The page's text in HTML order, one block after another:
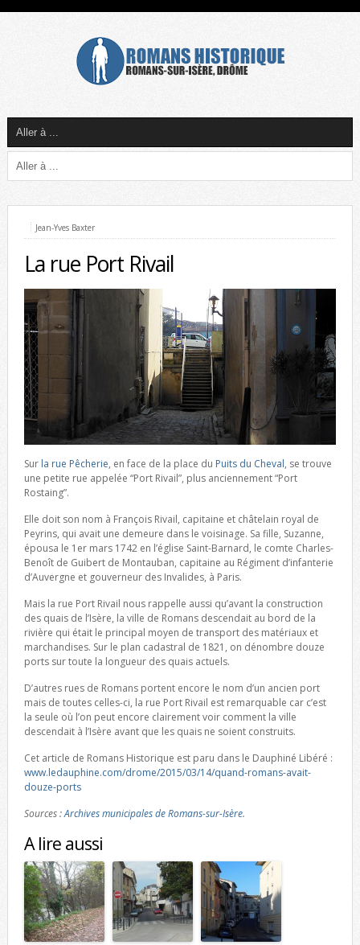
Jean-Yves Baxter
La rue Port Rivail
Sur la rue Pêcherie, en face de la place du Puits du Cheval, se trouve
une petite rue appelée “Port Rivail”, plus anciennement “Port
Rostaing”.
Elle doit son nom à François Rivail, capitaine et châtelain royal de
Peyrins, qui avait une demeure dans le voisinage. Sa fille, Suzanne,
épousa le 1er mars 1742 en l’église Saint-Barnard, le comte Charles-
Benoît de Guibert de Montauban, capitaine au Régiment d’infanterie
d’Auvergne et gouverneur des Invalides, à Paris.
Mais la rue Port Rivail nous rappelle aussi qu’avant la construction
des quais de l’Isère, la ville de Romans descendait au bord de la
rivière qui était le principal moyen de transport des matériaux et
marchandises. Sur le plan cadastral de 1821, on dénombre douze
ports sur toute la longueur des quais actuels.
D’autres rues de Romans portent encore le nom d’un ancien port
mais de toutes celles-ci, la rue Port Rivail est remarquable car c’est
la seule où l’on peut encore clairement voir comment la ville
descendait à l’Isère avant que les quais ne soient construits.
Cet article de Romans Historique est paru dans le Dauphiné Libéré :
www.ledauphine.com/drome/2015/03/14/quand-romans-avait-
douze-ports
Sources :Archives municipales de Romans-sur-Isère.
A lire aussi